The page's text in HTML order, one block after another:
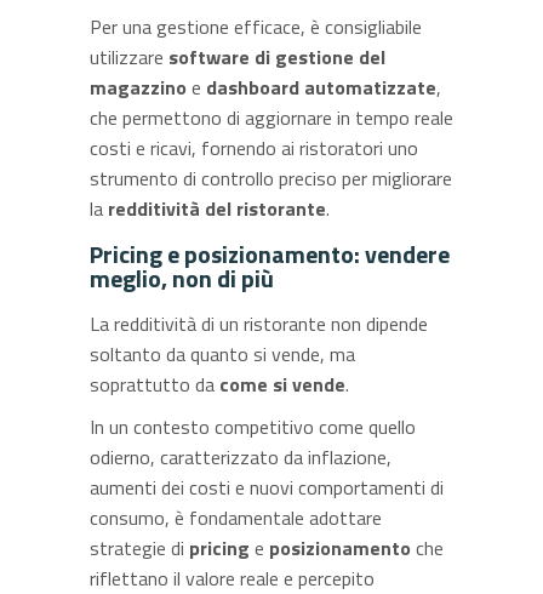
Per una gestione efficace, è consigliabile
utilizzare software di gestione del
magazzino e dashboard automatizzate,
che permettono di aggiornare in tempo reale
costi e ricavi, fornendo ai ristoratori uno
strumento di controllo preciso per migliorare
la redditività del ristorante.
Pricing e posizionamento: vendere
meglio, non di più
La redditività di un ristorante non dipende
soltanto da quanto si vende, ma
soprattutto da come si vende.
In un contesto competitivo come quello
odierno, caratterizzato da inflazione,
aumenti dei costi e nuovi comportamenti di
consumo, è fondamentale adottare
strategie di pricing e posizionamento che
riflettano il valore reale e percepito